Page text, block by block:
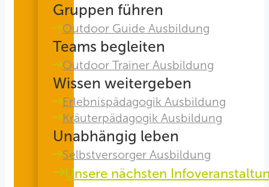
Gruppen führen
Outdoor Guide Ausbildung
Teams begleiten
Outdoor Trainer Ausbildung
Wissen weitergeben
Erlebnispädagogik Ausbildung
Kräuterpädagogik Ausbildung
Unabhängig leben
Selbstversorger Ausbildung
Unsere nächsten